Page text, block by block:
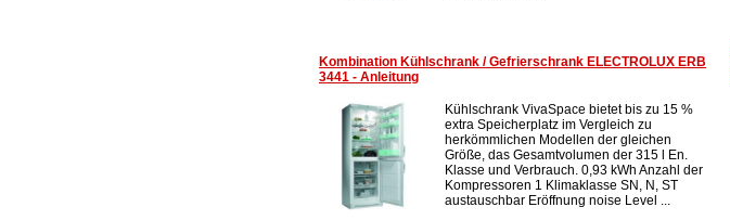
Kombination Kühlschrank / Gefrierschrank ELECTROLUX ERB
3441 - Anleitung
Kühlschrank VivaSpace bietet bis zu 15 %
extra Speicherplatz im Vergleich zu
herkömmlichen Modellen der gleichen
Größe, das Gesamtvolumen der 315 l En.
Klasse und Verbrauch. 0,93 kWh Anzahl der
Kompressoren 1 Klimaklasse SN, N, ST
austauschbar Eröffnung noise Level ...